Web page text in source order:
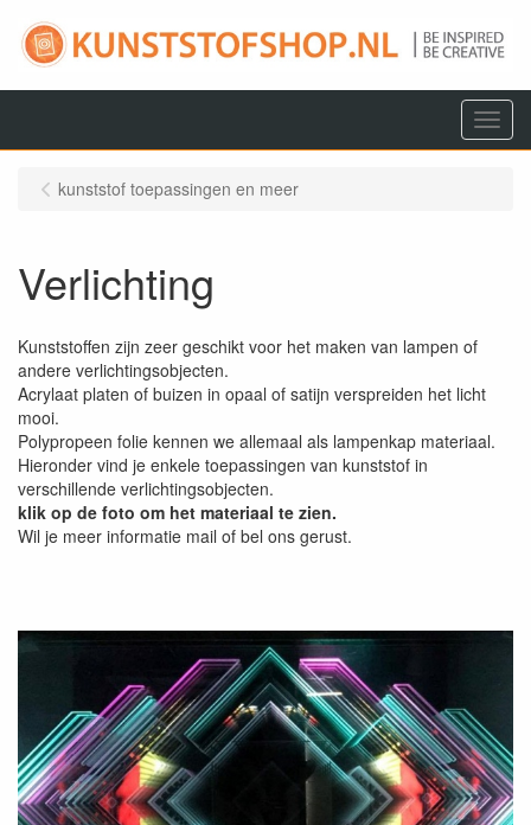
Menu
kunststof toepassingen en meer
Verlichting
Kunststoffen zijn zeer geschikt voor het maken van lampen of
andere verlichtingsobjecten.
Acrylaat platen of buizen in opaal of satijn verspreiden het licht
mooi.
Polypropeen folie kennen we allemaal als lampenkap materiaal.
Hieronder vind je enkele toepassingen van kunststof in
verschillende verlichtingsobjecten.
klik op de foto om het materiaal te zien.
Wil je meer informatie mail of bel ons gerust.